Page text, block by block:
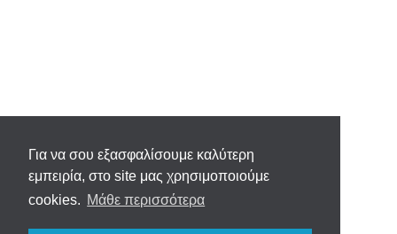
Για να σου εξασφαλίσουμε καλύτερη
εμπειρία, στο site μας χρησιμοποιούμε
cookies. Μάθε περισσότερα